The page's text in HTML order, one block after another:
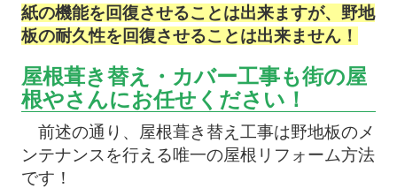
紙の機能を回復させることは出来ますが、野地
板の耐久性を回復させることは出来ません！
屋根葺き替え・カバー工事も街の屋
根やさんにお任せください！
前述の通り、屋根葺き替え工事は野地板のメ
ンテナンスを行える唯一の屋根リフォーム方法
です！